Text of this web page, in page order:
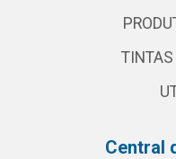
TINTAS
Central